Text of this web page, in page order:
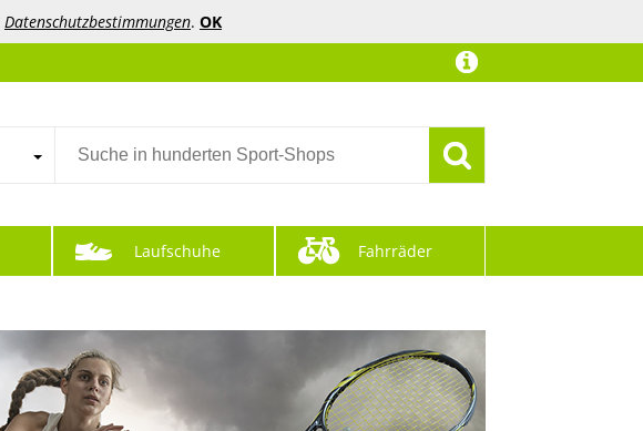
Datenschutzbestimmungen. OK
Laufschuhe Fahrräder